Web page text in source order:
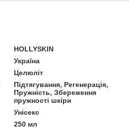
HOLLYSKIN
Україна
Целюліт
Підтягування, Регенерація,
Пружність, Збереження
пружності шкіри
Унісекс
250 мл